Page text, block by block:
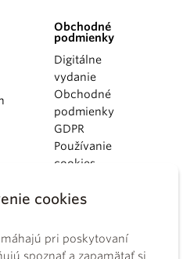
cookies
pri poskytovaní
spoznať a zapamätať si
Obchodné
podmienky
Digitálne
vydanie
Obchodné
podmienky
GDPR
Používanie
cookies